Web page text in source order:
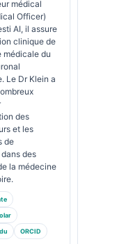
médical
Officer)
AI, il assure
clinique de
médicale du
Le Dr Klein a
des
et les
de
des
la médecine
ORCID